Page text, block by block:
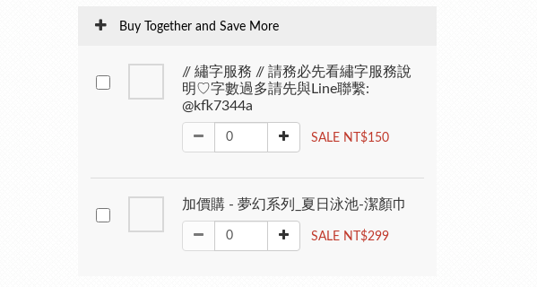
Buy Together and Save More
// 繡字服務 // 請務必先看繡字服務說
明♡字數過多請先與Line聯繫:
@kfk7344a
SALE NT$150
加價購 - 夢幻系列_夏日泳池-潔顏巾
SALE NT$299